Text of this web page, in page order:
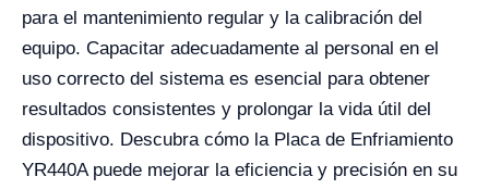
para el mantenimiento regular y la calibración del
equipo. Capacitar adecuadamente al personal en el
uso correcto del sistema es esencial para obtener
resultados consistentes y prolongar la vida útil del
dispositivo. Descubra cómo la Placa de Enfriamiento
YR440A puede mejorar la eficiencia y precisión en su